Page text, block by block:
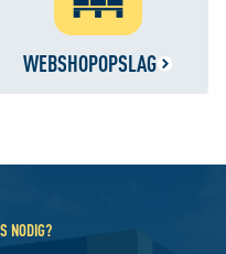
WEBSHOPOPSLAG
NODIG?